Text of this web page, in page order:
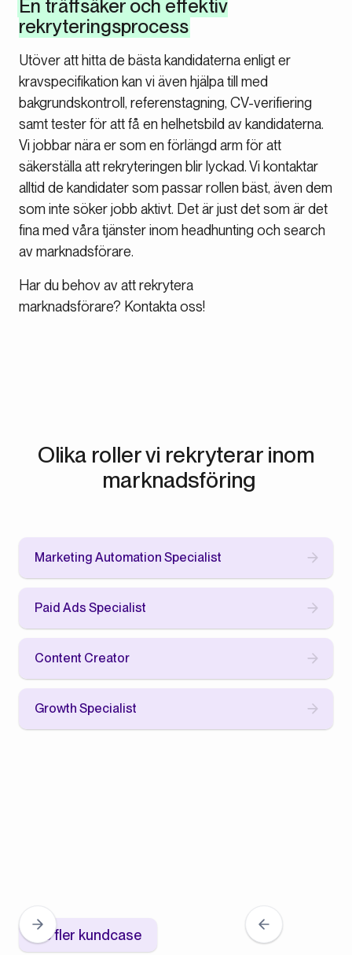
En träffsäker och effektiv
rekryteringsprocess
Utöver att hitta de bästa kandidaterna enligt er
kravspecifikation kan vi även hjälpa till med
bakgrundskontroll, referenstagning, CV-verifiering
samt tester för att få en helhetsbild av kandidaterna.
Vi jobbar nära er som en förlängd arm för att
säkerställa att rekryteringen blir lyckad. Vi kontaktar
alltid de kandidater som passar rollen bäst, även dem
som inte söker jobb aktivt. Det är just det som är det
fina med våra tjänster inom headhunting och search
av marknadsförare.
Har du behov av att rekrytera
marknadsförare? Kontakta oss!
Olika roller vi rekryterar inom
marknadsföring
Marketing Automation Specialist
Paid Ads Specialist
Content Creator
Growth Specialist
Se fler kundcase